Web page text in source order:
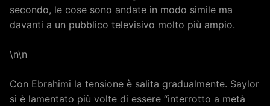
secondo, le cose sono andate in modo simile ma
davanti a un pubblico televisivo molto più ampio.
\n\n
Con Ebrahimi la tensione è salita gradualmente. Saylor
si è lamentato più volte di essere “interrotto a metà